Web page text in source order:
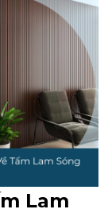
Lam